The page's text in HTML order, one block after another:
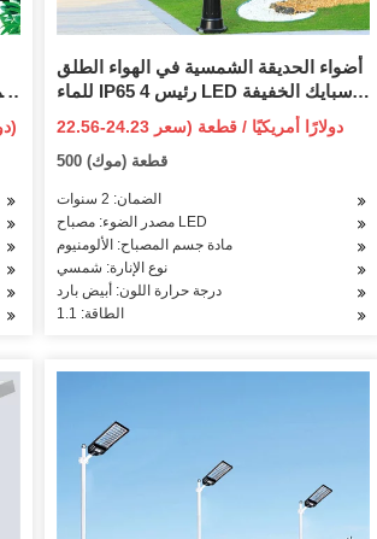
أضواء الحديقة الشمسية في الهواء الطلق
للماء IP65 4 رئيس LED سبايك الخفيفة
22.56-24.23 دولارًا أمريكيًا / قطعة (سعر
500 قطعة (موك)
الضمان: 2 سنوات
مصدر الضوء: مصباح LED
مادة جسم المصباح: الألومنيوم
نوع الإنارة: شمسي
درجة حرارة اللون: أبيض بارد
الطاقة: 1.1
1.92-2.15 دولار أمريكي / قطعة (سعر فوب)